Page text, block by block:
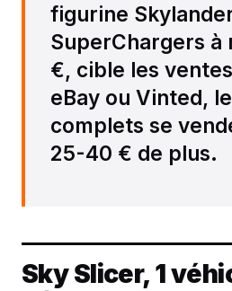
figurine
SuperChargers à
€, cible les
eBay ou Vinted,
complets se
25-40 € de plus.
Sky Slicer, 1